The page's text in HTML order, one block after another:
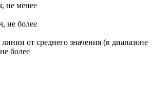
не менее
не более
от среднего значения (в диапазоне
более